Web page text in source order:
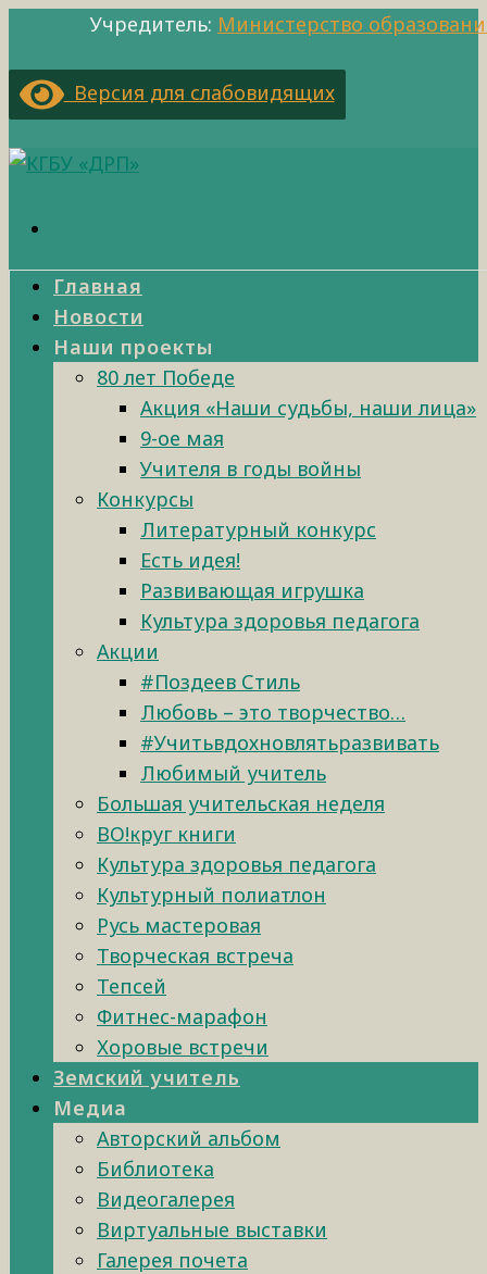
Учредитель: Министерство
Версия для слабовидящих
Главная
Новости
Наши проекты
80 лет Победе
Акция «Наши судьбы, наши лица»
9-ое мая
Учителя в годы войны
Конкурсы
Литературный конкурс
Есть идея!
Развивающая игрушка
Культура здоровья педагога
Акции
#Поздеев Стиль
Любовь – это творчество…
#Учитьвдохновлятьразвивать
Любимый учитель
Большая учительская неделя
ВО!круг книги
Культура здоровья педагога
Культурный полиатлон
Русь мастеровая
Творческая встреча
Тепсей
Фитнес-марафон
Хоровые встречи
Земский учитель
Медиа
Авторский альбом
Библиотека
Видеогалерея
Виртуальные выставки
Галерея почета